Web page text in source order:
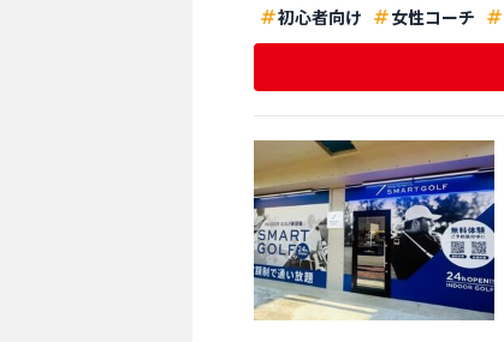
初心者向け
女性コーチ